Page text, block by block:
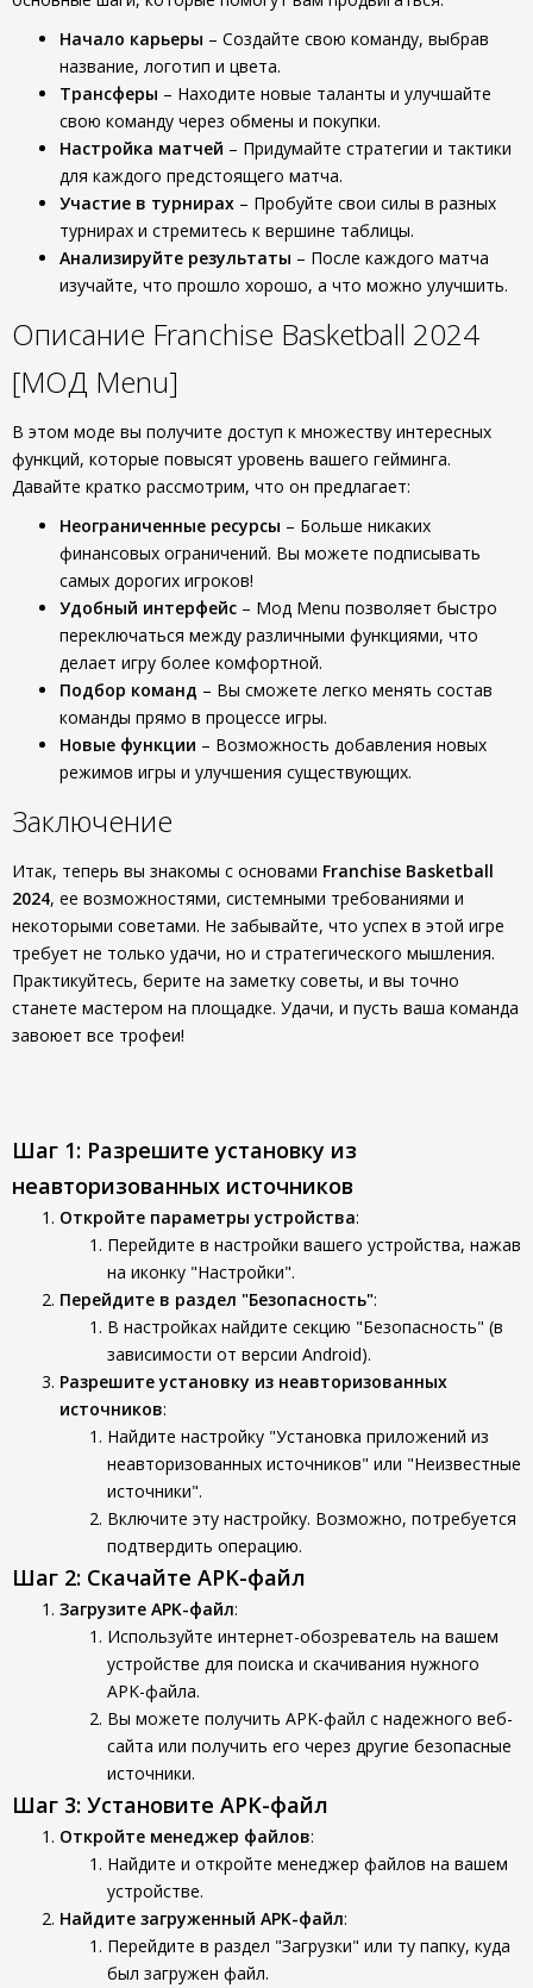
Начало карьеры – Создайте свою команду, выбрав
название, логотип и цвета.
Трансферы – Находите новые таланты и улучшайте
свою команду через обмены и покупки.
Настройка матчей – Придумайте стратегии и тактики
для каждого предстоящего матча.
Участие в турнирах – Пробуйте свои силы в разных
турнирах и стремитесь к вершине таблицы.
Анализируйте результаты – После каждого матча
изучайте, что прошло хорошо, а что можно улучшить.
Описание Franchise Basketball 2024
[МОД Menu]
В этом моде вы получите доступ к множеству интересных
функций, которые повысят уровень вашего гейминга.
Давайте кратко рассмотрим, что он предлагает:
Неограниченные ресурсы – Больше никаких
финансовых ограничений. Вы можете подписывать
самых дорогих игроков!
Удобный интерфейс – Мод Menu позволяет быстро
переключаться между различными функциями, что
делает игру более комфортной.
Подбор команд – Вы сможете легко менять состав
команды прямо в процессе игры.
Новые функции – Возможность добавления новых
режимов игры и улучшения существующих.
Заключение
Итак, теперь вы знакомы с основами Franchise Basketball
2024, ее возможностями, системными требованиями и
некоторыми советами. Не забывайте, что успех в этой игре
требует не только удачи, но и стратегического мышления.
Практикуйтесь, берите на заметку советы, и вы точно
станете мастером на площадке. Удачи, и пусть ваша команда
завоюет все трофеи!
Шаг 1: Разрешите установку из
неавторизованных источников
Откройте параметры устройства:
Перейдите в настройки вашего устройства, нажав
на иконку "Настройки".
Перейдите в раздел "Безопасность":
В настройках найдите секцию "Безопасность" (в
зависимости от версии Android).
Разрешите установку из неавторизованных
источников:
Найдите настройку "Установка приложений из
неавторизованных источников" или "Неизвестные
источники".
Включите эту настройку. Возможно, потребуется
подтвердить операцию.
Шаг 2: Скачайте APK-файл
Загрузите APK-файл:
Используйте интернет-обозреватель на вашем
устройстве для поиска и скачивания нужного
APK-файла.
Вы можете получить APK-файл с надежного веб-
сайта или получить его через другие безопасные
источники.
Шаг 3: Установите APK-файл
Откройте менеджер файлов:
Найдите и откройте менеджер файлов на вашем
устройстве.
Найдите загруженный APK-файл:
Перейдите в раздел "Загрузки" или ту папку, куда
был загружен файл.